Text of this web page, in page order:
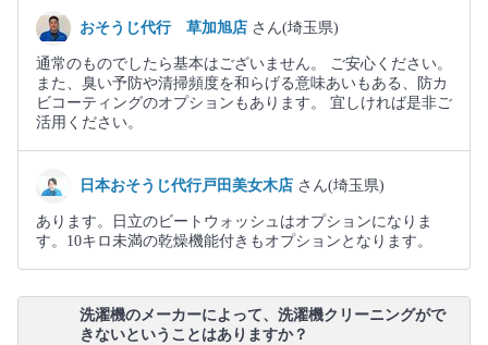
おそうじ代行 草加旭店 さん(埼玉県)
通常のものでしたら基本はございません。 ご安心ください。
また、臭い予防や清掃頻度を和らげる意味あいもある、防カ
ビコーティングのオプションもあります。 宜しければ是非ご
活用ください。
日本おそうじ代行戸田美女木店 さん(埼玉県)
あります。日立のビートウォッシュはオプションになりま
す。10キロ未満の乾燥機能付きもオプションとなります。
洗濯機のメーカーによって、洗濯機クリーニングがで
きないということはありますか？